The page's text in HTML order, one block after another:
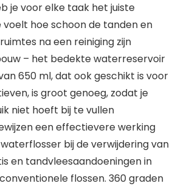
je voor elke taak het juiste
hoe schoon de tanden en
na een reiniging zijn
– het bedekte waterreservoir
650 ml, dat ook geschikt is voor
is groot genoeg, zodat je
niet hoeft bij te vullen
een effectievere werking
bij de verwijdering van
en tandvleesaandoeningen in
flossen. 360 graden